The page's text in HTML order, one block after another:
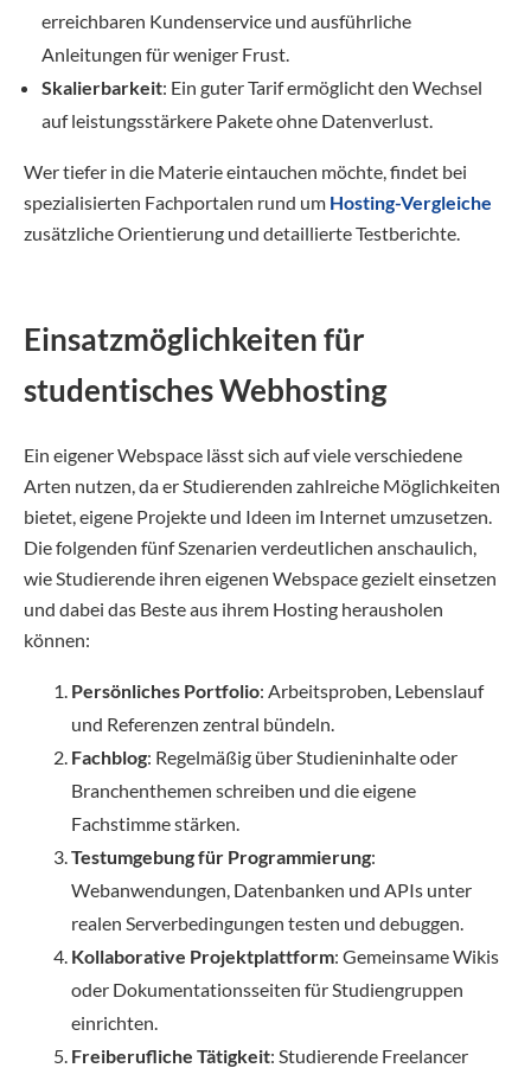
erreichbaren Kundenservice und ausführliche
Anleitungen für weniger Frust.
Skalierbarkeit: Ein guter Tarif ermöglicht den Wechsel
auf leistungsstärkere Pakete ohne Datenverlust.
Wer tiefer in die Materie eintauchen möchte, findet bei
spezialisierten Fachportalen rund um Hosting-Vergleiche
zusätzliche Orientierung und detaillierte Testberichte.
Einsatzmöglichkeiten für
studentisches Webhosting
Ein eigener Webspace lässt sich auf viele verschiedene
Arten nutzen, da er Studierenden zahlreiche Möglichkeiten
bietet, eigene Projekte und Ideen im Internet umzusetzen.
Die folgenden fünf Szenarien verdeutlichen anschaulich,
wie Studierende ihren eigenen Webspace gezielt einsetzen
und dabei das Beste aus ihrem Hosting herausholen
können:
Persönliches Portfolio: Arbeitsproben, Lebenslauf
und Referenzen zentral bündeln.
Fachblog: Regelmäßig über Studieninhalte oder
Branchenthemen schreiben und die eigene
Fachstimme stärken.
Testumgebung für Programmierung:
Webanwendungen, Datenbanken und APIs unter
realen Serverbedingungen testen und debuggen.
Kollaborative Projektplattform: Gemeinsame Wikis
oder Dokumentationsseiten für Studiengruppen
einrichten.
Freiberufliche Tätigkeit: Studierende Freelancer